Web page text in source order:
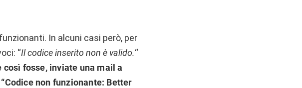
In alcuni casi però, per
“Il codice inserito non è valido.“
così fosse, inviate una mail a
“Codice non funzionante: Better